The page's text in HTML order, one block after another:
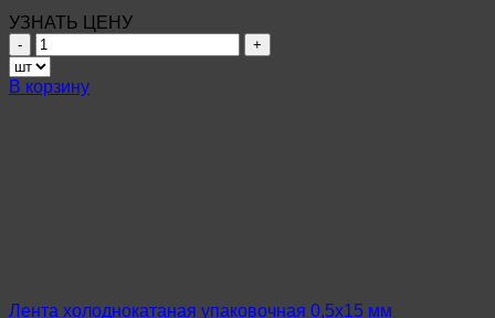
УЗНАТЬ ЦЕНУ
Количество
товара
Лента
холоднокатаная
В корзину
Лента холоднокатаная упаковочная 0,5х15 мм